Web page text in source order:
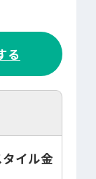
る
イル金